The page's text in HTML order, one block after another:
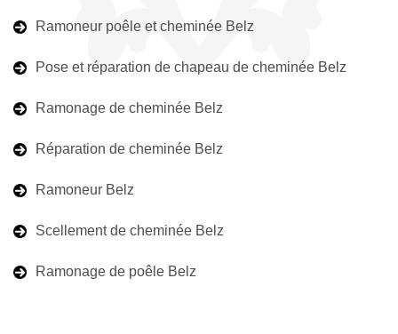
Ramoneur poêle et cheminée Belz
Pose et réparation de chapeau de cheminée Belz
Ramonage de cheminée Belz
Réparation de cheminée Belz
Ramoneur Belz
Scellement de cheminée Belz
Ramonage de poêle Belz